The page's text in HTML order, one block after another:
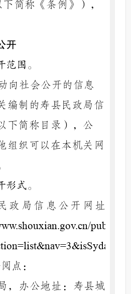
简称《条例》），
开
范围。
向社会公开的信息
编制的寿县民政局 信
下简称目录），公
组织可以在本机关网
形式。
政局信息公开网址
public/
点：
，办公地址：寿县城